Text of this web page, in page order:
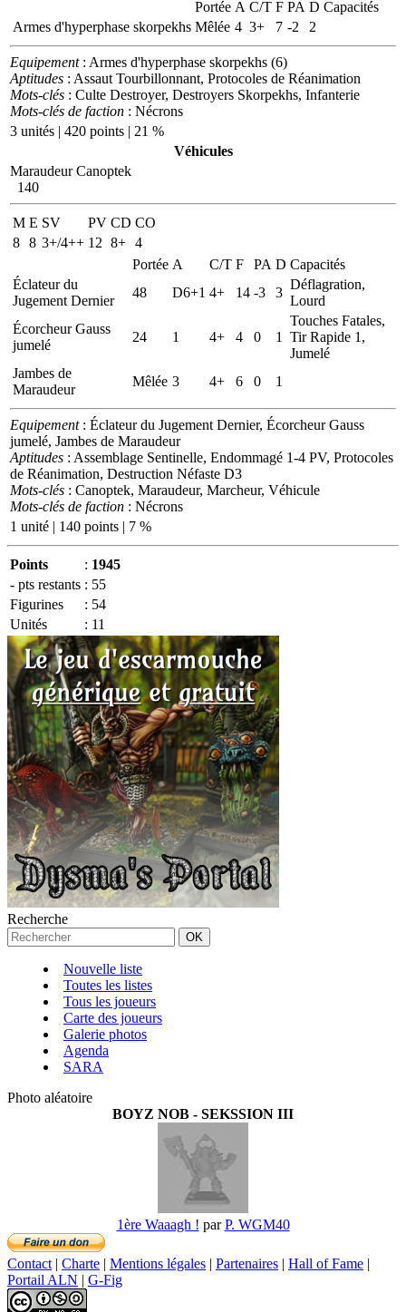
Portée A C/T F PA D Capacités
Armes d'hyperphase skorpekhs Mêlée 4 3+ 7 -2 2
Equipement: Armes d'hyperphase skorpekhs (6)
Aptitudes : Assaut Tourbillonnant, Protocoles de Réanimation
Mots-clés : Culte Destroyer, Destroyers Skorpekhs, Infanterie
Mots-clés de faction : Nécrons
3 unités | 420 points | 21 %
Véhicules
Maraudeur Canoptek
140
M E SV PV CD CO
8 8 3+/4++ 12 8+ 4
Portée A C/T F PA D Capacités
Éclateur du
Jugement Dernier
48 D6+1 4+ 14 -3 3
Déflagration,
Lourd
Écorcheur Gauss
jumelé
24 1 4+ 4 0 1
Touches Fatales,
Tir Rapide 1,
Jumelé
Jambes de
Maraudeur
Mêlée 3 4+ 6 0 1
Equipement: Éclateur du Jugement Dernier, Écorcheur Gauss
jumelé, Jambes de Maraudeur
Aptitudes : Assemblage Sentinelle, Endommagé 1-4 PV, Protocoles
de Réanimation, Destruction Néfaste D3
Mots-clés : Canoptek, Maraudeur, Marcheur, Véhicule
Mots-clés de faction : Nécrons
1 unité | 140 points | 7 %
Points : 1945
- pts restants : 55
Figurines
: 54
Unités
: 11
Recherche
Nouvelle liste
Toutes les listes
Tous les joueurs
Carte des joueurs
Galerie photos
Agenda
SARA
Photo aléatoire
BOYZ NOB - SEKSSION III
1ère Waaagh ! parP. WGM40
Contact | Charte | Mentions légales | Partenaires | Hall of Fame |
Portail ALN | G-Fig